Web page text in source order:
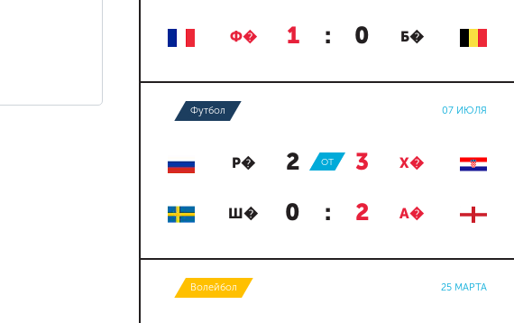
Ф� 1 : 0 Б�
Футбол 07 ИЮЛЯ
Р� 2 : 3 Х�
ОТ
Ш� 0 : 2 А�
Волейбол 25 МАРТА